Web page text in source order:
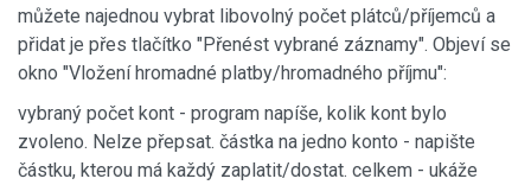
můžete najednou vybrat libovolný počet plátců/příjemců a
přidat je přes tlačítko "Přenést vybrané záznamy". Objeví se
okno "Vložení hromadné platby/hromadného příjmu":
vybraný počet kont - program napíše, kolik kont bylo
zvoleno. Nelze přepsat. částka na jedno konto - napište
částku, kterou má každý zaplatit/dostat. celkem - ukáže